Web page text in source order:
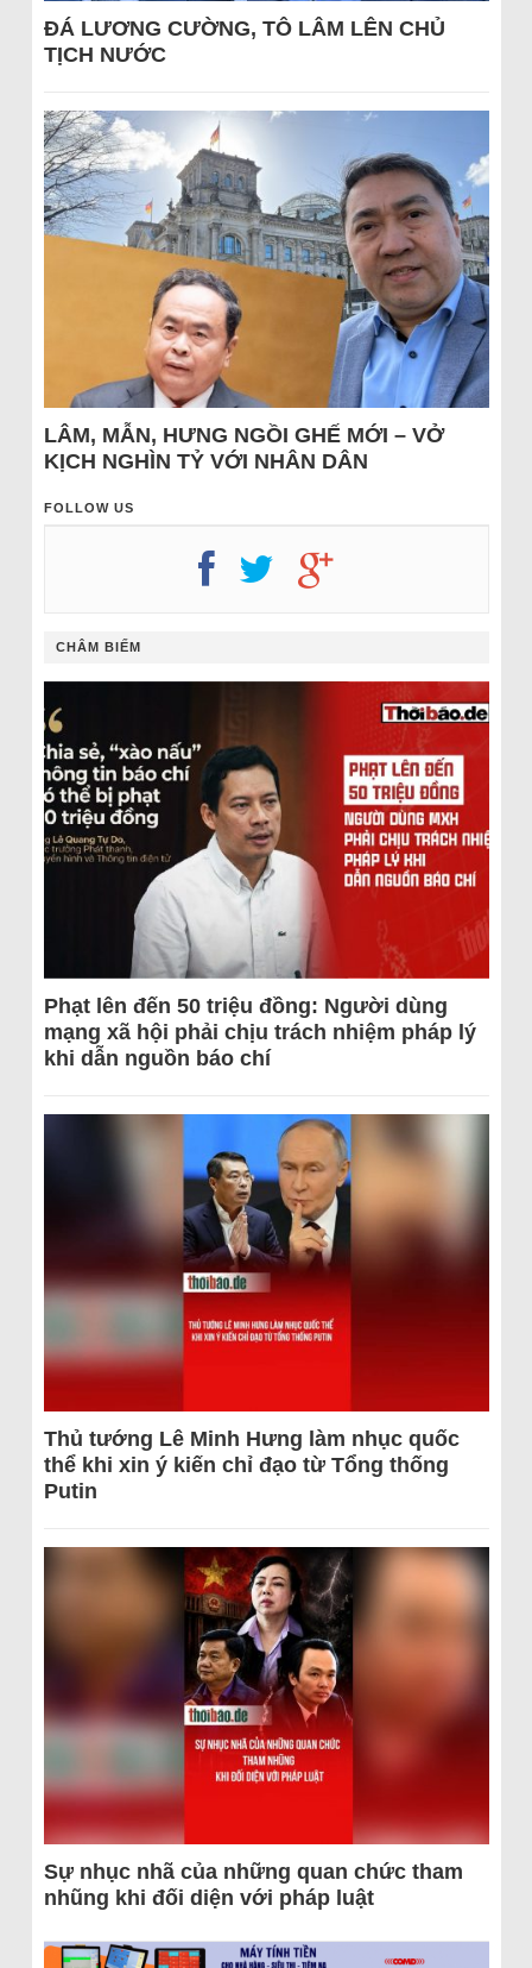
ĐÁ LƯƠNG CƯỜNG, TÔ LÂM LÊN CHỦ
TỊCH NƯỚC
LÂM, MẪN, HƯNG NGỒI GHẾ MỚI – VỞ
KỊCH NGHÌN TỶ VỚI NHÂN DÂN
FOLLOW US
CHÂM BIẾM
Phạt lên đến 50 triệu đồng: Người dùng
mạng xã hội phải chịu trách nhiệm pháp lý
khi dẫn nguồn báo chí
Thủ tướng Lê Minh Hưng làm nhục quốc
thể khi xin ý kiến chỉ đạo từ Tổng thống
Putin
Sự nhục nhã của những quan chức tham
nhũng khi đối diện với pháp luật